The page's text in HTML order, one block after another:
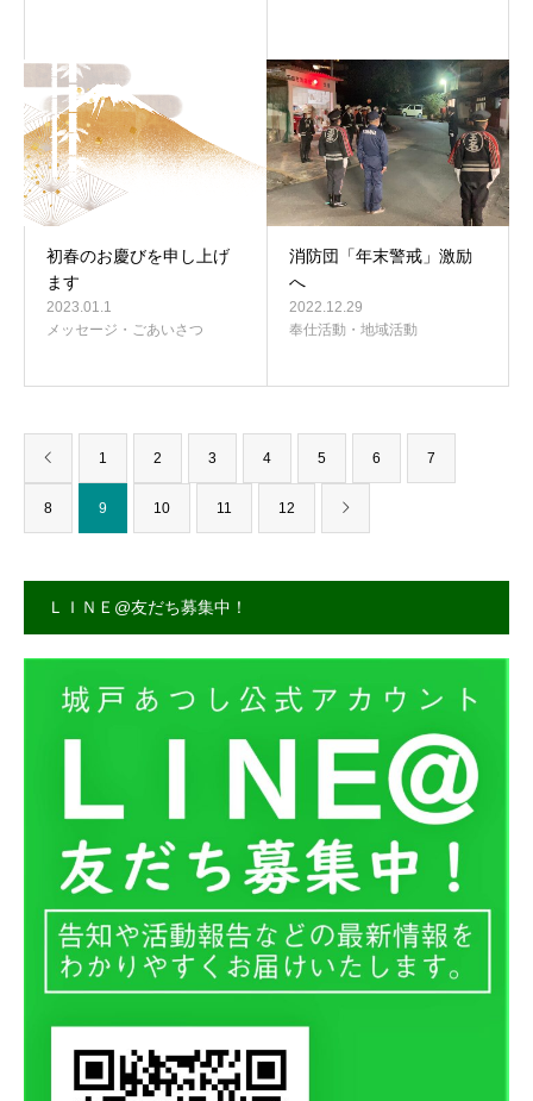
初春のお慶びを申し上げ
ます
2023.01.1
メッセージ・ごあいさつ
消防団「年末警戒」激励
へ
2022.12.29
奉仕活動・地域活動
1 2 3 4 5 6 7
8 9 10 11 12
ＬＩＮＥ@友だち募集中！